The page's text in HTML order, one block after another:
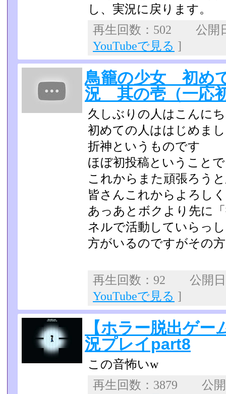
し、実況に戻ります。
再生回数：502 公開
YouTubeで見る ]
鳥籠の少女 初め
況 其の壱（一応
久しぶりの人はこんに
初めての人ははじめま
折神というものです
ほぼ初投稿ということで
これからまた頑張ろう
皆さんこれからよろし
あっあとボクより先に
ネルで活動していらっ
方がいるのですがその
再生回数：92 公開
YouTubeで見る ]
【ホラー脱出ゲ
況プレイpart8
この音怖いw
再生回数：3879 公